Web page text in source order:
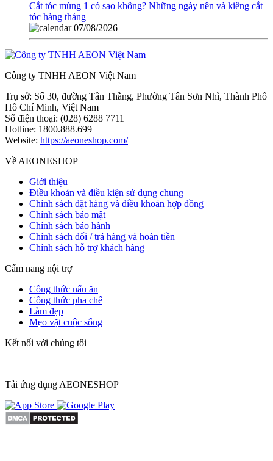
Cắt tóc mùng 1 có sao không? Những ngày nên và kiêng cắt
tóc hàng tháng
07/08/2026
Công ty TNHH AEON Việt Nam
Trụ sở: Số 30, đường Tân Thắng, Phường Tân Sơn Nhì, Thành Phố
Hồ Chí Minh, Việt Nam
Số điện thoại: (028) 6288 7711
Hotline: 1800.888.699
Website: https://aeoneshop.com/
Về AEONESHOP
Giới thiệu
Điều khoản và điều kiện sử dụng chung
Chính sách đặt hàng và điều khoản hợp đồng
Chính sách bảo mật
Chính sách bảo hành
Chính sách đổi / trả hàng và hoàn tiền
Chính sách hỗ trợ khách hàng
Cẩm nang nội trợ
Công thức nấu ăn
Công thức pha chế
Làm đẹp
Mẹo vặt cuộc sống
Kết nối với chúng tôi
Tải ứng dụng AEONESHOP